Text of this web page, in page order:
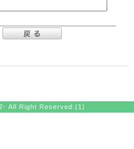
All Right Reserved.(1)